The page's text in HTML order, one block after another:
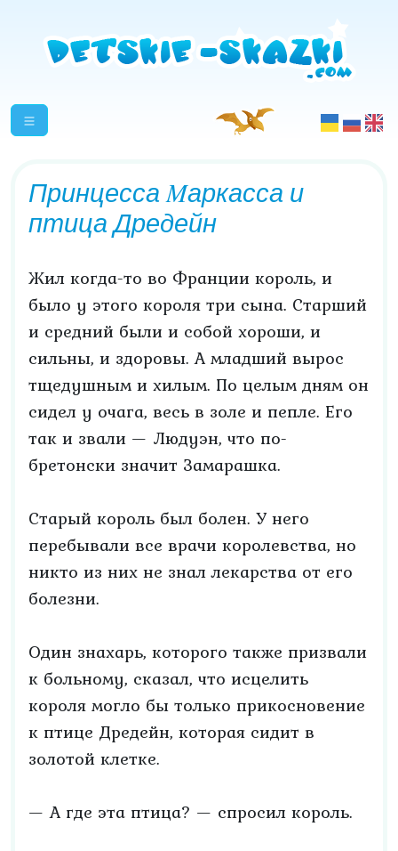
Принцесса Mаркасса и
птица Дредейн
Жил когда-то во Франции король, и
было у этого короля три сына. Старший
и средний были и собой хороши, и
сильны, и здоровы. А младший вырос
тщедушным и хилым. По целым дням он
сидел у очага, весь в золе и пепле. Его
так и звали — Людуэн, что по-
бретонски значит Замарашка.
Старый король был болен. У него
перебывали все врачи королевства, но
никто из них не знал лекарства от его
болезни.
Один знахарь, которого также призвали
к больному, сказал, что исцелить
короля могло бы только прикосновение
к птице Дредейн, которая сидит в
золотой клетке.
— А где эта птица? — спросил король.